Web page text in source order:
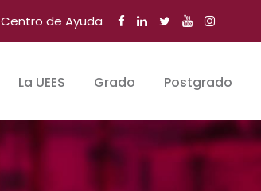
Centro de Ayuda
La UEES Grado Postgrado